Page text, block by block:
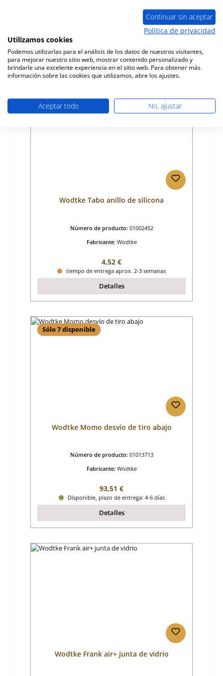
Precio normal:
tiempo de entrega aprox. 2-3 semanas
Detalles
Wodtke Tabo anillo de silicona
Número de producto: 01002452
Fabricante: Wodtke
Precio normal:
4,52 €
tiempo de entrega aprox. 2-3 semanas
Detalles
Sólo 7 disponible
Wodtke Momo desvío de tiro abajo
Número de producto: 01013713
Fabricante: Wodtke
Precio normal:
93,51 €
Disponible, plazo de entrega: 4-6 días
Detalles
Wodtke Frank air+ junta de vidrio
Continuar sin aceptar
Política de privacidad
Utilizamos cookies
Podemos utilizarlas para el análisis de los datos de nuestros visitantes,
para mejorar nuestro sitio web, mostrar contenido personalizado y
brindarle una excelente experiencia en el sitio web. Para obtener más
información sobre las cookies que utilizamos, abre los ajustes.
Aceptar todo No, ajustar